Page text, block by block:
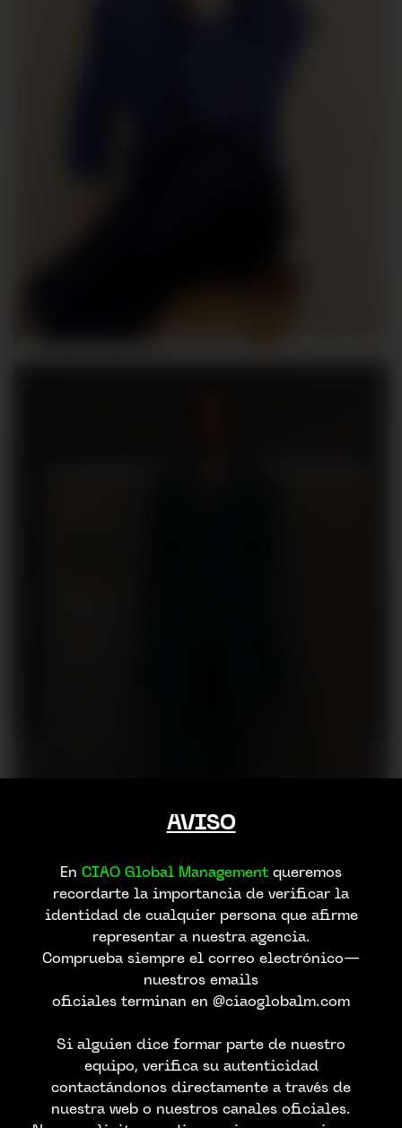
AVISO
En CIAO Global Management queremos
recordarte la importancia de verificar la
identidad de cualquier persona que afirme
representar a nuestra agencia.
Comprueba siempre el correo electrónico—
nuestros emails
oficiales terminan en @ciaoglobalm.com
Si alguien dice formar parte de nuestro
equipo, verifica su autenticidad
contactándonos directamente a través de
nuestra web o nuestros canales oficiales.